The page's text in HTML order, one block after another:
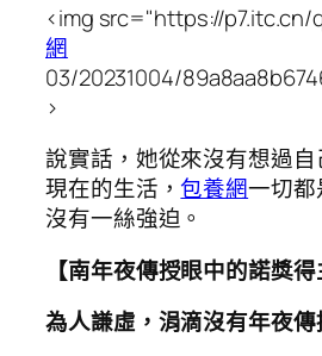
<img src="https://
網
03/20231004/
>
說實話，她從來沒有想過
現在的生活，包養網一切都
沒有一絲強迫。
【南年夜傳授眼中的諾獎得
為人謙虛，涓滴沒有年夜傳